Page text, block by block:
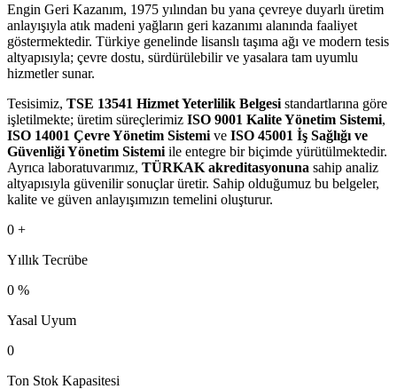
Engin Geri Kazanım, 1975 yılından bu yana çevreye duyarlı üretim
anlayışıyla atık madeni yağların geri kazanımı alanında faaliyet
göstermektedir. Türkiye genelinde lisanslı taşıma ağı ve modern tesis
altyapısıyla; çevre dostu, sürdürülebilir ve yasalara tam uyumlu
hizmetler sunar.
Tesisimiz, TSE 13541 Hizmet Yeterlilik Belgesi standartlarına göre
işletilmekte; üretim süreçlerimiz ISO 9001 Kalite Yönetim Sistemi,
ISO 14001 Çevre Yönetim Sistemi ve ISO 45001 İş Sağlığı ve
Güvenliği Yönetim Sistemi ile entegre bir biçimde yürütülmektedir.
Ayrıca laboratuvarımız, TÜRKAK akreditasyonuna sahip analiz
altyapısıyla güvenilir sonuçlar üretir. Sahip olduğumuz bu belgeler,
kalite ve güven anlayışımızın temelini oluşturur.
0 +
Yıllık Tecrübe
0 %
Yasal Uyum
0
Ton Stok Kapasitesi